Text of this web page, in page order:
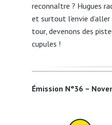
reconnaître ? Hugues
et surtout l’envie
tour, devenons des
cupules !
Émission N°36 –